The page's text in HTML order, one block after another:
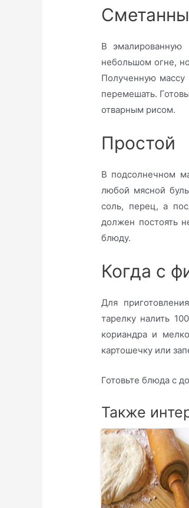
В эмалированную
небольшом огне,
Полученную массу
перемешать.
отварным рисом.
Простой
В подсолнечном
любой мясной
соль, перец, а
должен постоять
блюду.
Когда с
Для
тарелку налить
кориандра и
картошечку или
Готовьте блюда с
Также